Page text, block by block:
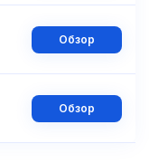
Обзор
Обзор